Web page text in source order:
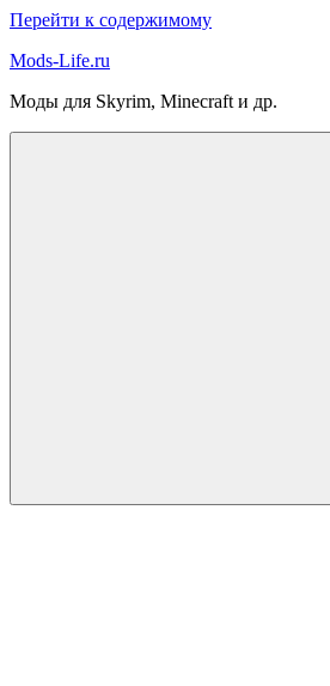
Перейти к содержимому
Mods-Life.ru
Моды для Skyrim, Minecraft и др.